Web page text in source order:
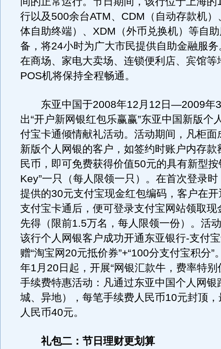
行以及500余台ATM、CDM（自动存款机
体自助终端）、XDM（外币兑换机）等自
备，将24小时为广大市民提供自助金融服
在商场、家电大卖场、连锁便利店、宾馆等
POS机将保持全程畅通。
东亚中国于2008年12月12日—2009年3
出“开户新网银红包乐赢赢”东亚中国新版个
付宝卡通倾情献礼活动。活动期间，凡柜面
新版个人网银的客户，如签约时账户内存
民币，即可免费获得价值50元的具有新型按
Key”一只（每人限领一只）。在首次登录
提供的30元支付宝现金红包编码，客户在
支付宝卡通后，便可登录支付宝网站领取现
先得（限前1.5万名，每人限领一份）。活
该行个人网银客户成功开通东亚银行-支付
赠“淘宝网20元抵价券”+“100分支付宝积分”
年1月20日起，开展“网银汇款牛，费率特别
手续费特惠活动：凡通过东亚中国个人网银
城、异地），每笔手续费人民币10元封顶
人民币40元。
礼包二：节日理财更划算